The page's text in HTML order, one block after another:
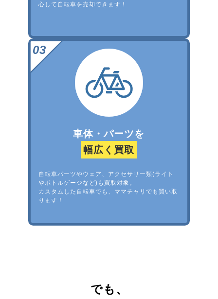
心して自転車を売却できます！
車体・パーツを
幅広く買取
自転車パーツやウェア、アクセサリー類(ライト
やボトルゲージなど)も買取対象。
カスタムした自転車でも、ママチャリでも買い取
ります！
でも、